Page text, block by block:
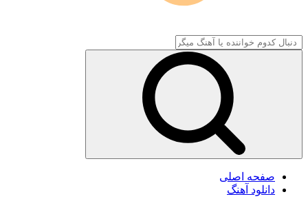
صفحه اصلی
دانلود آهنگ